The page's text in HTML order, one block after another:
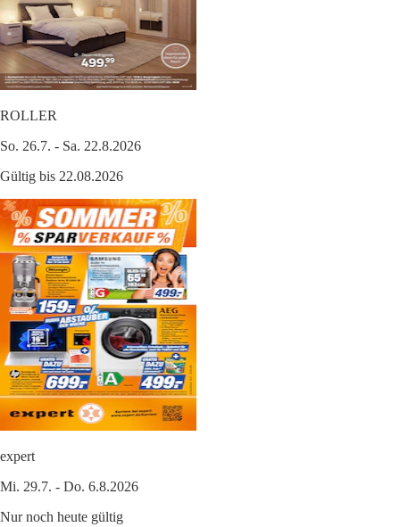
ROLLER
So. 26.7. - Sa. 22.8.2026
Gültig bis 22.08.2026
expert
Mi. 29.7. - Do. 6.8.2026
Nur noch heute gültig